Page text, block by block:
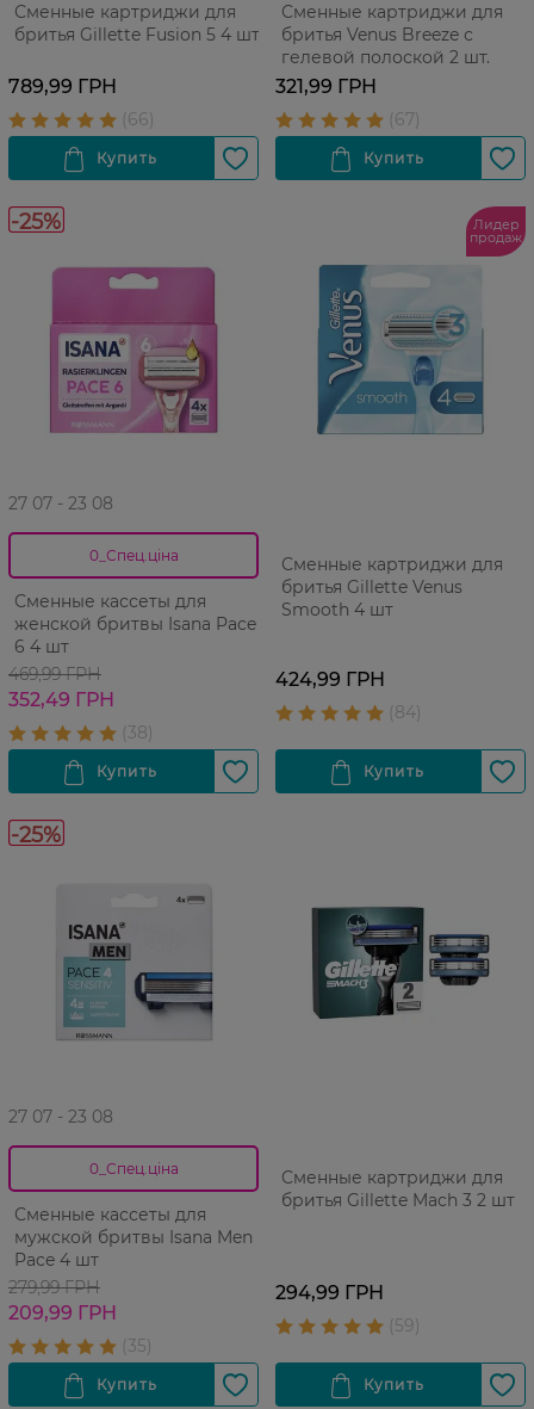
Сменные картриджи для
бритья Gillette Fusion 5 4 шт
789,99 ГРН
Сменные картриджи для
бритья Venus Breeze с
гелевой полоской 2 шт.
321,99 ГРН
-25%
27 07 - 23 08
0_Спец.ціна
Сменные кассеты для
женской бритвы Isana Pace
6 4 шт
469,99 ГРН
352,49 ГРН
Лидер
продаж
Сменные картриджи для
бритья Gillette Venus
Smooth 4 шт
424,99 ГРН
-25%
27 07 - 23 08
0_Спец.ціна
Сменные кассеты для
мужской бритвы Isana Men
Pace 4 шт
279,99 ГРН
209,99 ГРН
Сменные картриджи для
бритья Gillette Mach 3 2 шт
294,99 ГРН